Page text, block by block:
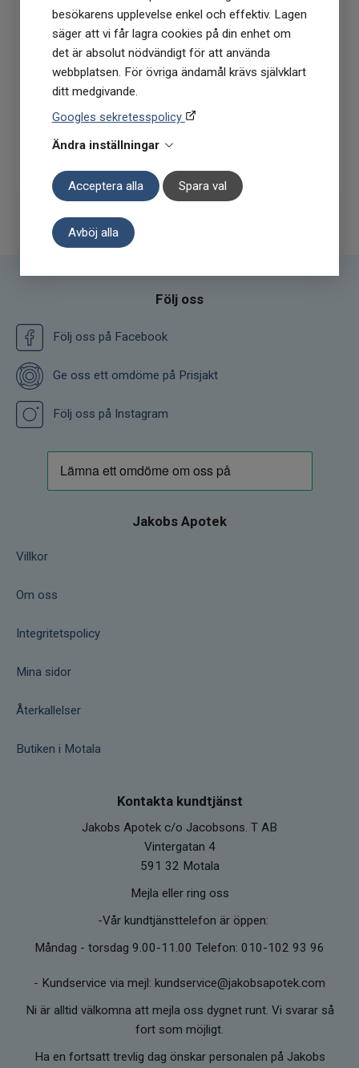
besökarens upplevelse enkel och effektiv. Lagen
säger att vi får lagra cookies på din enhet om
det är absolut nödvändigt för att använda
webbplatsen. För övriga ändamål krävs självklart
ditt medgivande.
Googles sekretesspolicy
Ändra inställningar
Acceptera alla Spara val
Avböj alla
(Du får en kod till din mejl som gäller vid 1
köptillfälle på ordinarie priser)
Prenumerera
Följ oss
Följ oss på Facebook
Ge oss ett omdöme på Prisjakt
Följ oss på Instagram
Jakobs Apotek
Villkor
Om oss
Integritetspolicy
Mina sidor
Återkallelser
Butiken i Motala
Kontakta kundtjänst
Jakobs Apotek c/o Jacobsons. T AB
Vintergatan 4
591 32 Motala
Mejla eller ring oss
-Vår kundtjänsttelefon är öppen:
Måndag - torsdag 9.00-11.00 Telefon: 010-102 93 96
- Kundservice via mejl: kundservice@jakobsapotek.com
Ni är alltid välkomna att mejla oss dygnet runt. Vi svarar så
fort som möjligt.
Ha en fortsatt trevlig dag önskar personalen på Jakobs